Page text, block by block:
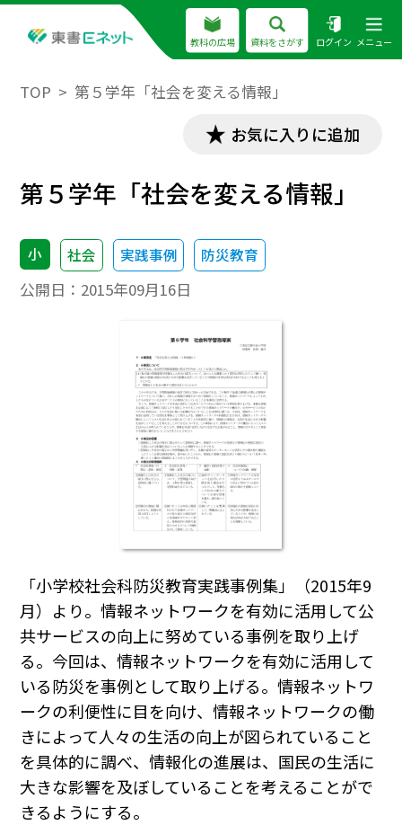
教科の広場 資料をさがす ログイン メニュー
TOP 第５学年「社会を変える情報」
お気に入りに追加
第５学年「社会を変える情報」
小 社会 実践事例 防災教育
公開日： 2015年09月16日
「小学校社会科防災教育実践事例集」（2015年9
月）より。情報ネットワークを有効に活用して公
共サービスの向上に努めている事例を取り上げ
る。今回は、情報ネットワークを有効に活用して
いる防災を事例として取り上げる。情報ネットワ
ークの利便性に目を向け、情報ネットワークの働
きによって人々の生活の向上が図られていること
を具体的に調べ、情報化の進展は、国民の生活に
大きな影響を及ぼしていることを考えることがで
きるようにする。